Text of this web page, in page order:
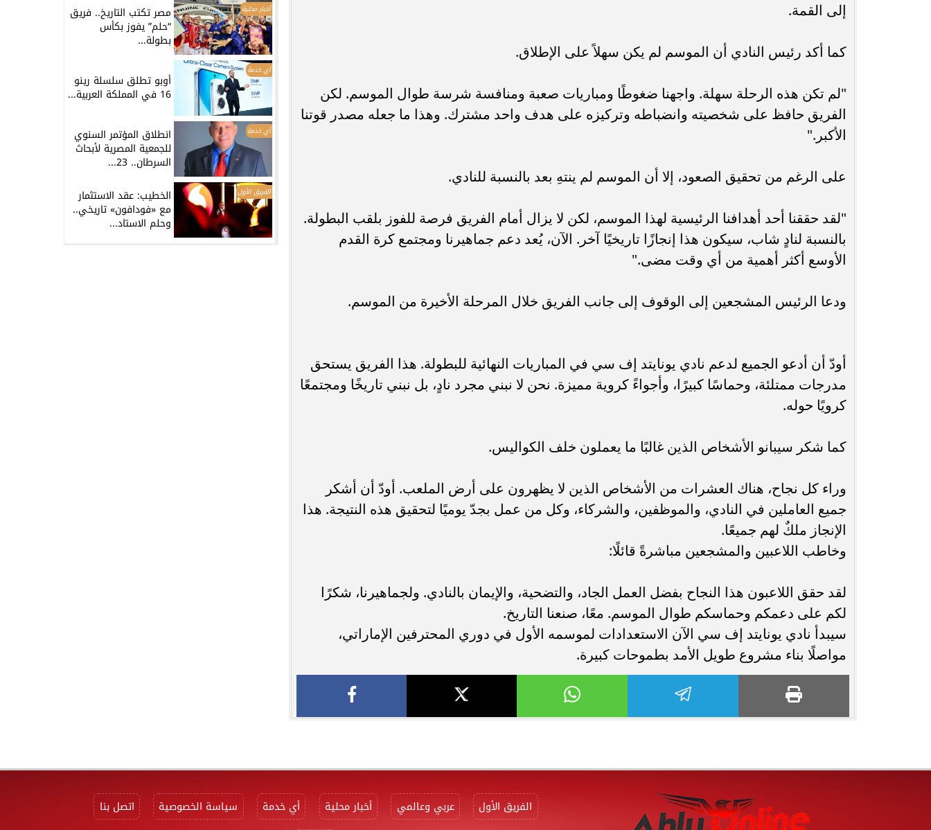
إلى القمة.
كما أكد رئيس النادي أن الموسم لم يكن سهلاً على الإطلاق.
"لم تكن هذه الرحلة سهلة. واجهنا ضغوطًا ومباريات صعبة ومنافسة شرسة طوال الموسم. لكن
الفريق حافظ على شخصيته وانضباطه وتركيزه على هدف واحد مشترك. وهذا ما جعله مصدر قوتنا
الأكبر."
على الرغم من تحقيق الصعود، إلا أن الموسم لم ينتهِ بعد بالنسبة للنادي.
"لقد حققنا أحد أهدافنا الرئيسية لهذا الموسم، لكن لا يزال أمام الفريق فرصة للفوز بلقب البطولة.
بالنسبة لنادٍ شاب، سيكون هذا إنجازًا تاريخيًا آخر. الآن، يُعد دعم جماهيرنا ومجتمع كرة القدم
الأوسع أكثر أهمية من أي وقت مضى."
ودعا الرئيس المشجعين إلى الوقوف إلى جانب الفريق خلال المرحلة الأخيرة من الموسم.
أودّ أن أدعو الجميع لدعم نادي يونايتد إف سي في المباريات النهائية للبطولة. هذا الفريق يستحق
مدرجات ممتلئة، وحماسًا كبيرًا، وأجواءً كروية مميزة. نحن لا نبني مجرد نادٍ، بل نبني تاريخًا ومجتمعًا
كرويًا حوله.
كما شكر سيبانو الأشخاص الذين غالبًا ما يعملون خلف الكواليس.
وراء كل نجاح، هناك العشرات من الأشخاص الذين لا يظهرون على أرض الملعب. أودّ أن أشكر
جميع العاملين في النادي، والموظفين، والشركاء، وكل من عمل بجدّ يوميًا لتحقيق هذه النتيجة. هذا
الإنجاز ملكٌ لهم جميعًا.
وخاطب اللاعبين والمشجعين مباشرةً قائلًا:
لقد حقق اللاعبون هذا النجاح بفضل العمل الجاد، والتضحية، والإيمان بالنادي. ولجماهيرنا، شكرًا
لكم على دعمكم وحماسكم طوال الموسم. معًا، صنعنا التاريخ.
سيبدأ نادي يونايتد إف سي الآن الاستعدادات لموسمه الأول في دوري المحترفين الإماراتي،
مواصلًا بناء مشروع طويل الأمد بطموحات كبيرة.
أخبار محلية مصر تكتب التاريخ.. فريق
“حلم” يفوز بكأس
بطولة...
أي خدمة
أوبو تطلق سلسلة رينو
16 في المملكة العربية...
أي خدمة انطلاق المؤتمر السنوي
للجمعية المصرية لأبحاث
السرطان.. 23...
الفريق الأول الخطيب: عقد الاستثمار
مع «فودافون» تاريخي..
وحلم الاستاد...
الفريق الأول عربي وعالمي أخبار محلية أي خدمة سياسة الخصوصية اتصل بنا